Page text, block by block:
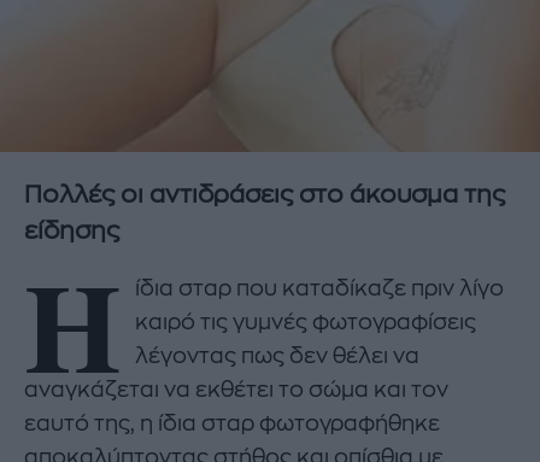
Πολλές οι αντιδράσεις στο άκουσμα της
είδησης
H
ίδια σταρ που καταδίκαζε πριν λίγο
καιρό τις γυμνές φωτογραφίσεις
λέγοντας πως δεν θέλει να
αναγκάζεται να εκθέτει το σώμα και τον
εαυτό της, η ίδια σταρ φωτογραφήθηκε
αποκαλύπτοντας στήθος και οπίσθια με